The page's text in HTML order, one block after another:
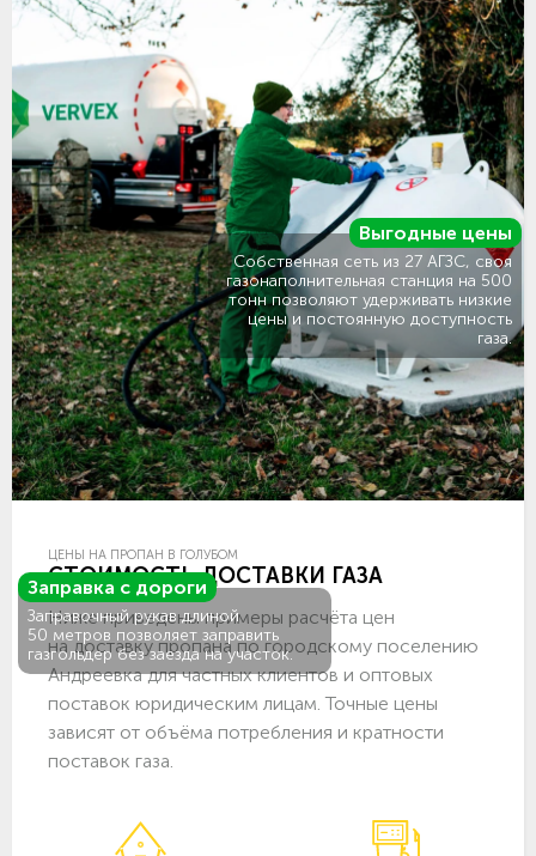
Заправка с дороги
Заправочный рукав длиной
50 метров позволяет заправить
газгольдер без заезда на участок.
Выгодные цены
Собственная сеть из 27 АГЗС, своя
газонаполнительная станция на 500
тонн позволяют удерживать низкие
цены и постоянную доступность
газа.
ЦЕНЫ НА ПРОПАН В ГОЛУБОМ
СТОИМОСТЬ ДОСТАВКИ ГАЗА
Ниже приведены примеры расчёта цен
на доставку пропана по городскому поселению
Андреевка для частных клиентов и оптовых
поставок юридическим лицам. Точные цены
зависят от объёма потребления и кратности
поставок газа.